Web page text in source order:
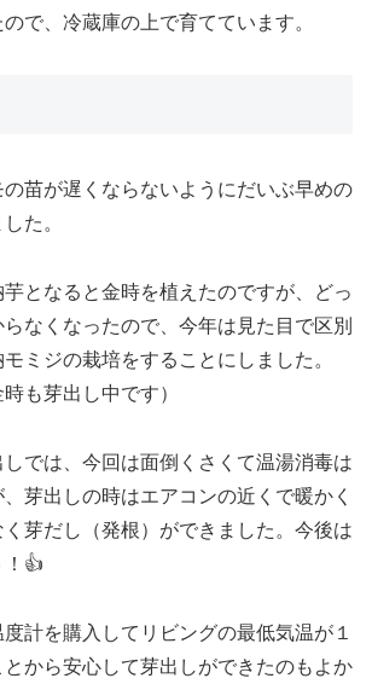
ので、冷蔵庫の上で育てています。
苗が遅くならないようにだいぶ早めの
た。
となると金時を植えたのですが、どっ
なくなったので、今年は見た目で区別
ミジの栽培をすることにしました。
も芽出し中です）
では、今回は面倒くさくて温湯消毒は
芽出しの時はエアコンの近くで暖かく
く芽だし（発根）ができました。今後は
！👍
計を購入してリビングの最低気温が１
とから安心して芽出しができたのもよか